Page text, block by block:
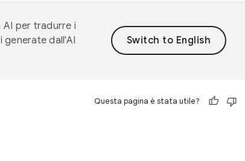
AI per tradurre i
generate dall'AI
Questa pagina è stata utile?